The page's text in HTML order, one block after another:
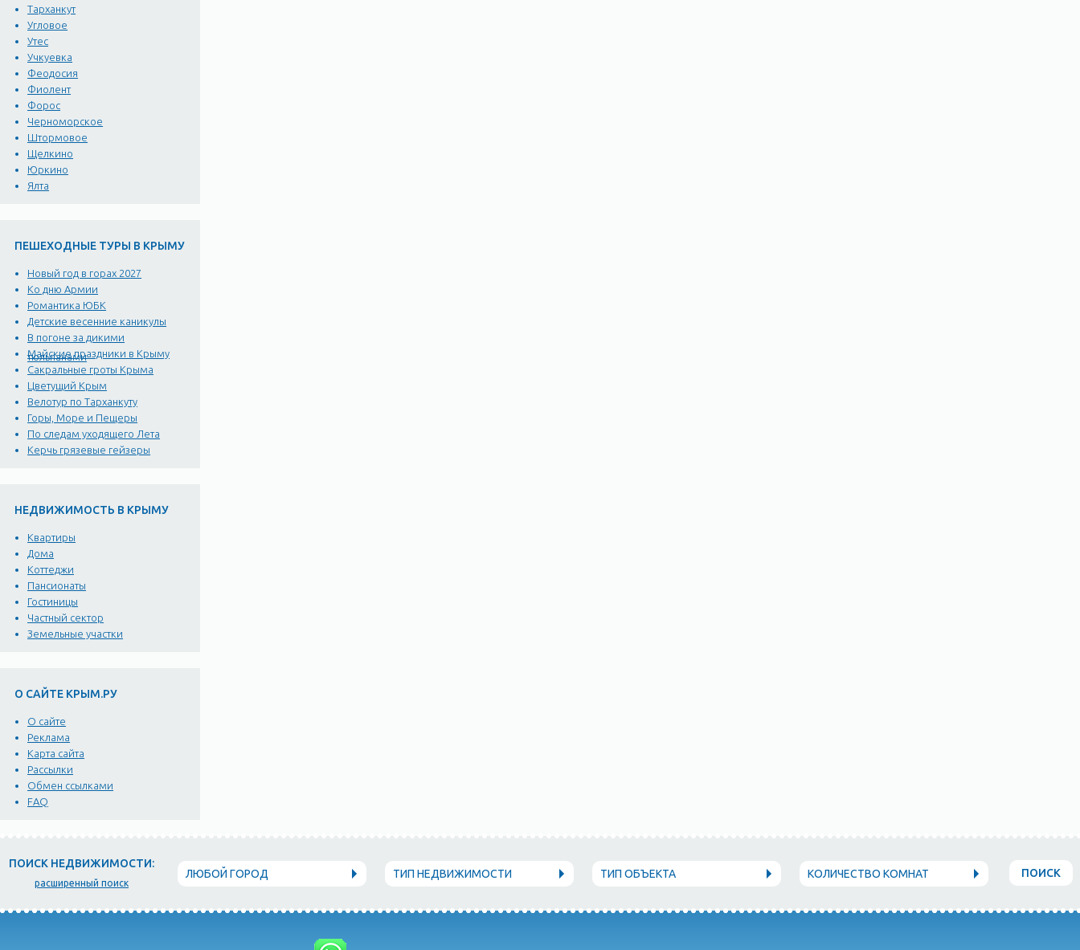
Тарханкут
Угловое
Утес
Учкуевка
Феодосия
Фиолент
Форос
Черноморское
Штормовое
Щелкино
Юркино
Ялта
ПЕШЕХОДНЫЕ ТУРЫ В КРЫМУ
Новый год в горах 2027
Ко дню Армии
Романтика ЮБК
Детские весенние каникулы
В погоне за дикими
тюльпанами
Майские праздники в Крыму
Сакральные гроты Крыма
Цветущий Крым
Велотур по Тарханкуту
Горы, Море и Пещеры
По следам уходящего Лета
Керчь грязевые гейзеры
НЕДВИЖИМОСТЬ В КРЫМУ
Квартиры
Дома
Коттеджи
Пансионаты
Гостиницы
Частный сектор
Земельные участки
О САЙТЕ КРЫМ.РУ
О сайте
Реклама
Карта сайта
Рассылки
Обмен ссылками
FAQ
ПОИСК НЕДВИЖИМОСТИ:
расширенный поиск
ЛЮБОЙ ГОРОД ТИП НЕДВИЖИМОСТИ ТИП ОБЪЕКТА КОЛИЧЕСТВО КОМНАТ ПОИСК